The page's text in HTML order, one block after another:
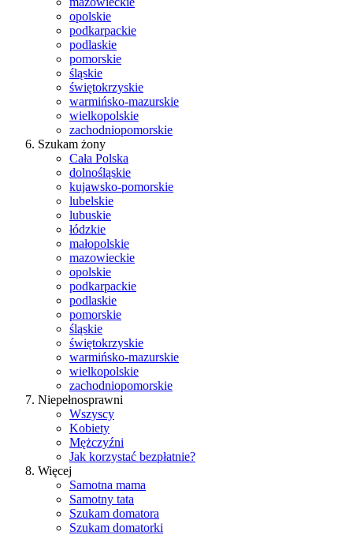
opolskie
podkarpackie
podlaskie
pomorskie
śląskie
świętokrzyskie
warmińsko-mazurskie
wielkopolskie
zachodniopomorskie
Szukam żony
Cała Polska
dolnośląskie
kujawsko-pomorskie
lubelskie
lubuskie
łódzkie
małopolskie
mazowieckie
opolskie
podkarpackie
podlaskie
pomorskie
śląskie
świętokrzyskie
warmińsko-mazurskie
wielkopolskie
zachodniopomorskie
Niepełnosprawni
Wszyscy
Kobiety
Mężczyźni
Jak korzystać bezpłatnie?
Więcej
Samotna mama
Samotny tata
Szukam domatora
Szukam domatorki